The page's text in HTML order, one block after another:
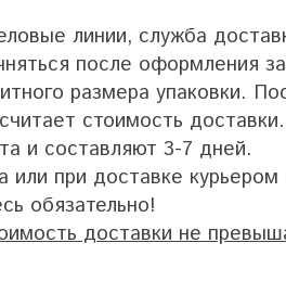
линии, служба
после оформления
размера упаковки.
стоимость доставки.
и составляют 3-7 дней.
или при доставке
обязательно!
доставки не